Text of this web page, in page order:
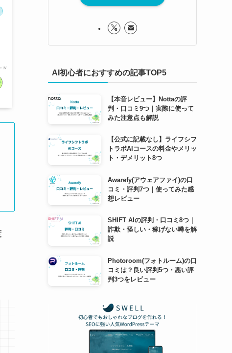
AI初心者におすすめの記事TOP5
【本音レビュー】Nottaの評
判・口コミ9つ｜実際に使って
みた注意点も解説
【公式に記載なし】ライフシフ
トラボAIコースの料金やメリッ
ト・デメリット8つ
Awarefy(アウェアファイ)の口
コミ・評判7つ｜使ってみた感
想レビュー
SHIFT AIの評判・口コミ8つ｜
詐欺・怪しい・稼げない噂を解
説
Photoroom(フォトルーム)の口
コミは？良い評判5つ・悪い評
判3つをレビュー